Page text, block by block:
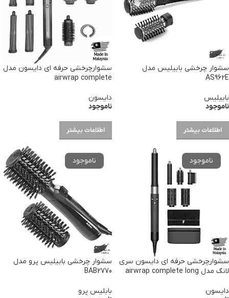
سشوار چرخشی بابیلیس مدل
AS962E
بابیلیس
ناموجود
اطلاعات بیشتر
سشوارچرخشی حرفه ای دایسون مدل
airwrap complete
دایسون
ناموجود
اطلاعات بیشتر
سشوارچرخشی حرفه ای دایسون سری
لانگ مدل airwrap complete long
دایسون
سشوار چرخشی بابیلیس پرو مدل
BAB2770
بابلیس پرو